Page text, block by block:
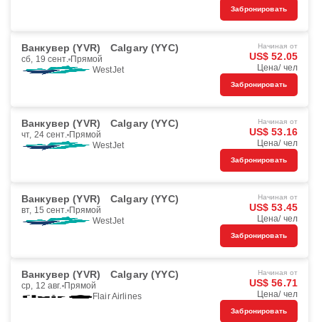
Забронировать
Ванкувер (YVR) Calgary (YYC)
сб, 19 сент. Прямой
WestJet
Начиная от
US$ 52.05
Цена/ чел
Забронировать
Ванкувер (YVR) Calgary (YYC)
чт, 24 сент. Прямой
WestJet
Начиная от
US$ 53.16
Цена/ чел
Забронировать
Ванкувер (YVR) Calgary (YYC)
вт, 15 сент. Прямой
WestJet
Начиная от
US$ 53.45
Цена/ чел
Забронировать
Ванкувер (YVR) Calgary (YYC)
ср, 12 авг. Прямой
Flair Airlines
Начиная от
US$ 56.71
Цена/ чел
Забронировать